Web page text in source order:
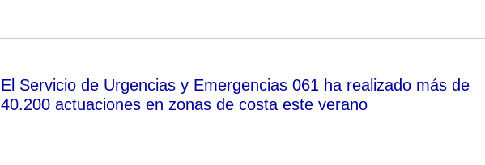
El Servicio de Urgencias y Emergencias 061 ha realizado más de
40.200 actuaciones en zonas de costa este verano